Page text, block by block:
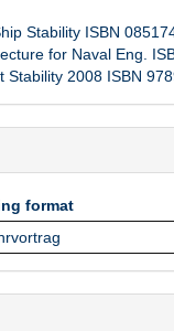
Stability ISBN
for Naval Eng.
Stability 2008 ISBN
format
format